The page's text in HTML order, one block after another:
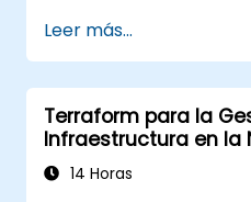
infraestructura
herramienta.
Escribir archivos
declarativos que se
como cualquier
sistema de control
Leer más...
Terraform para la
Infraestructura en la
14 Horas